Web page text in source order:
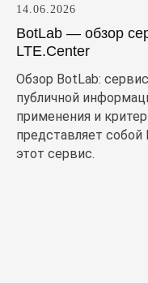
14.06.2026
BotLab — обзор
LTE.Center
Обзор BotLab:
публичной
применения и
представляет
этот сервис.